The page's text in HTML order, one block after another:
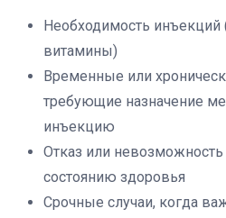
Необходимость инъекций
витамины)
Временные или
требующие назначение
инъекцию
Отказ или
состоянию здоровья
Срочные случаи, когда